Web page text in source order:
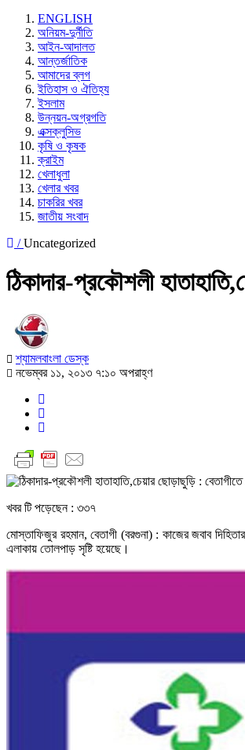
ENGLISH
অনিয়ম-দুর্নীতি
আইন-আদালত
আন্তর্জাতিক
আমাদের ব্লগ
ইতিহাস ও ঐতিহ্য
ইসলাম
উন্নয়ন-অগ্রগতি
এক্সক্লুসিভ
কৃষি ও কৃষক
ক্রাইম
খেলাধুলা
খেলার খবর
চাকরির খবর
জাতীয় সংবাদ
/Uncategorized
ঠিকাদার-প্রকৌশলী
শ্যামলবাংলা ডেস্ক
নভেম্বর ১১, ২০১৩ ৭:১০ অপরাহ্ণ
খবর টি পড়েছেন : ৩৩৭
মোস্তাফিজুর রহমান, বেতাগী (বরগুনা) : কাজের জবাব
এলাকায় তোলপাড় সৃষ্টি হয়েছে।